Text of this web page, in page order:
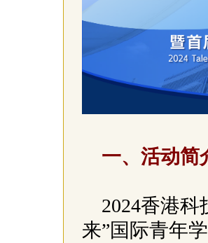
一、活动简
2024香港
来”国际青年